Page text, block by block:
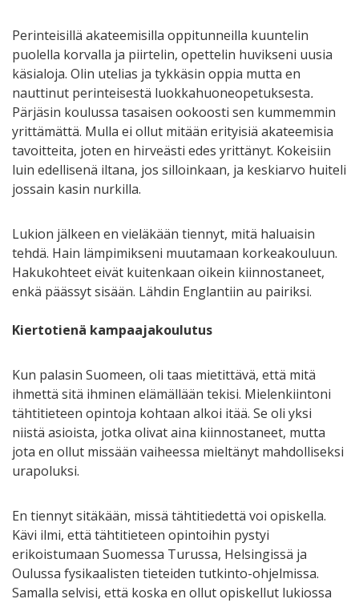
Perinteisillä akateemisilla oppitunneilla kuuntelin
puolella korvalla ja piirtelin, opettelin huvikseni uusia
käsialoja. Olin utelias ja tykkäsin oppia mutta en
nauttinut perinteisestä luokkahuoneopetuksesta.
Pärjäsin koulussa tasaisen ookoosti sen kummemmin
yrittämättä. Mulla ei ollut mitään erityisiä akateemisia
tavoitteita, joten en hirveästi edes yrittänyt. Kokeisiin
luin edellisenä iltana, jos silloinkaan, ja keskiarvo huiteli
jossain kasin nurkilla.
Lukion jälkeen en vieläkään tiennyt, mitä haluaisin
tehdä. Hain lämpimikseni muutamaan korkeakouluun.
Hakukohteet eivät kuitenkaan oikein kiinnostaneet,
enkä päässyt sisään. Lähdin Englantiin au pairiksi.
Kiertotienä kampaajakoulutus
Kun palasin Suomeen, oli taas mietittävä, että mitä
ihmettä sitä ihminen elämällään tekisi. Mielenkiintoni
tähtitieteen opintoja kohtaan alkoi itää. Se oli yksi
niistä asioista, jotka olivat aina kiinnostaneet, mutta
jota en ollut missään vaiheessa mieltänyt mahdolliseksi
urapoluksi.
En tiennyt sitäkään, missä tähtitiedettä voi opiskella.
Kävi ilmi, että tähtitieteen opintoihin pystyi
erikoistumaan Suomessa Turussa, Helsingissä ja
Oulussa fysikaalisten tieteiden tutkinto-ohjelmissa.
Samalla selvisi, että koska en ollut opiskellut lukiossa